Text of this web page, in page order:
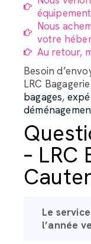
Nous
votre
Au retour,
Besoin
LRC Bagagerie
bagages,
– LRC
Le
l’année